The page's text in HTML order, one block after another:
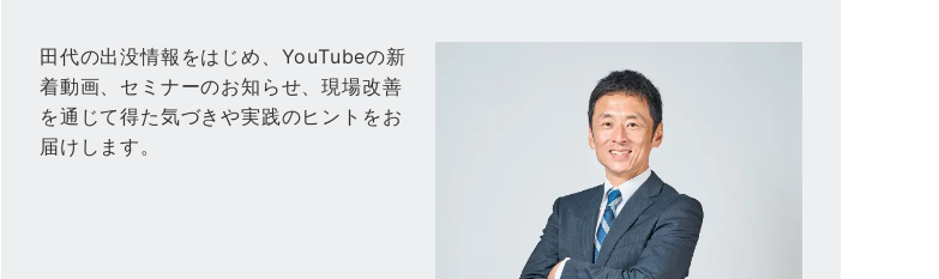
田代の出没情報をはじめ、YouTubeの新
着動画、セミナーのお知らせ、現場改善
を通じて得た気づきや実践のヒントをお
届けします。